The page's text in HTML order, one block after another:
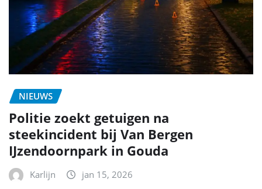
NIEUWS
Politie zoekt getuigen na
steekincident bij Van Bergen
IJzendoornpark in Gouda
Karlijn jan 15, 2026